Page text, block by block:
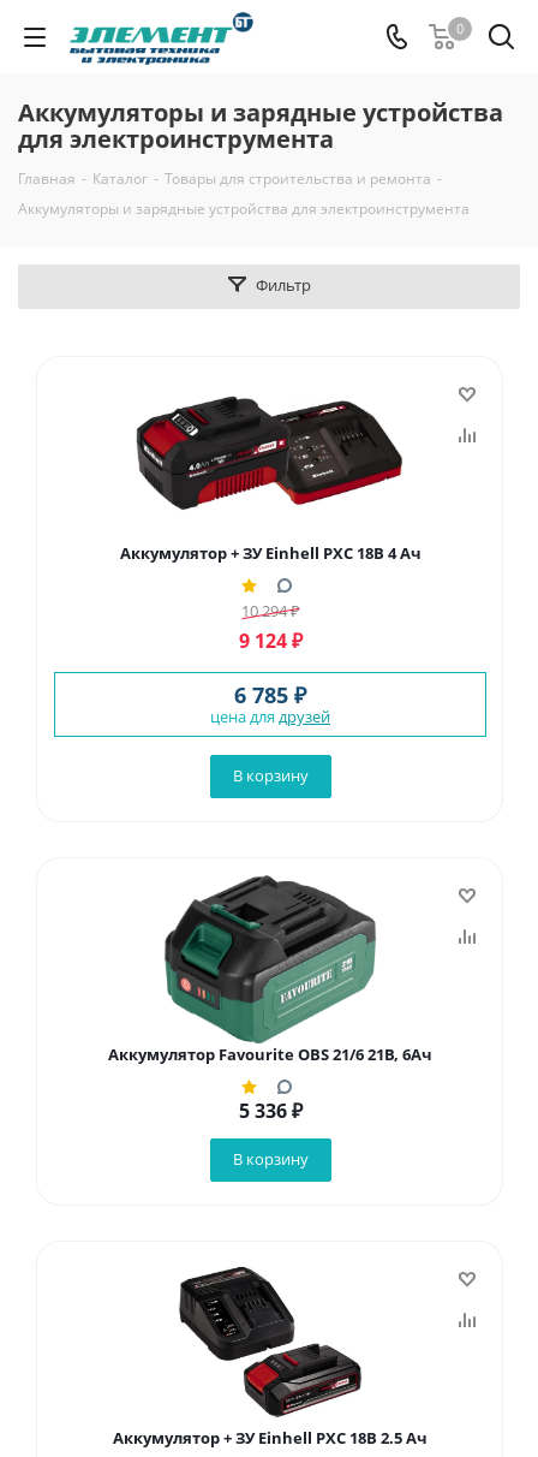
0
Аккумуляторы и зарядные устройства
для электроинструмента
Главная - Каталог - Товары для строительства и ремонта -
Аккумуляторы и зарядные устройства для электроинструмента
Фильтр
Аккумулятор + ЗУ Einhell PXC 18В 4 Ач
10 294₽
9 124₽
6 785 ₽
цена для друзей
В корзину
Аккумулятор Favourite OBS 21/6 21В, 6Ач
5 336₽
В корзину
Аккумулятор + ЗУ Einhell PXC 18В 2.5 Ач